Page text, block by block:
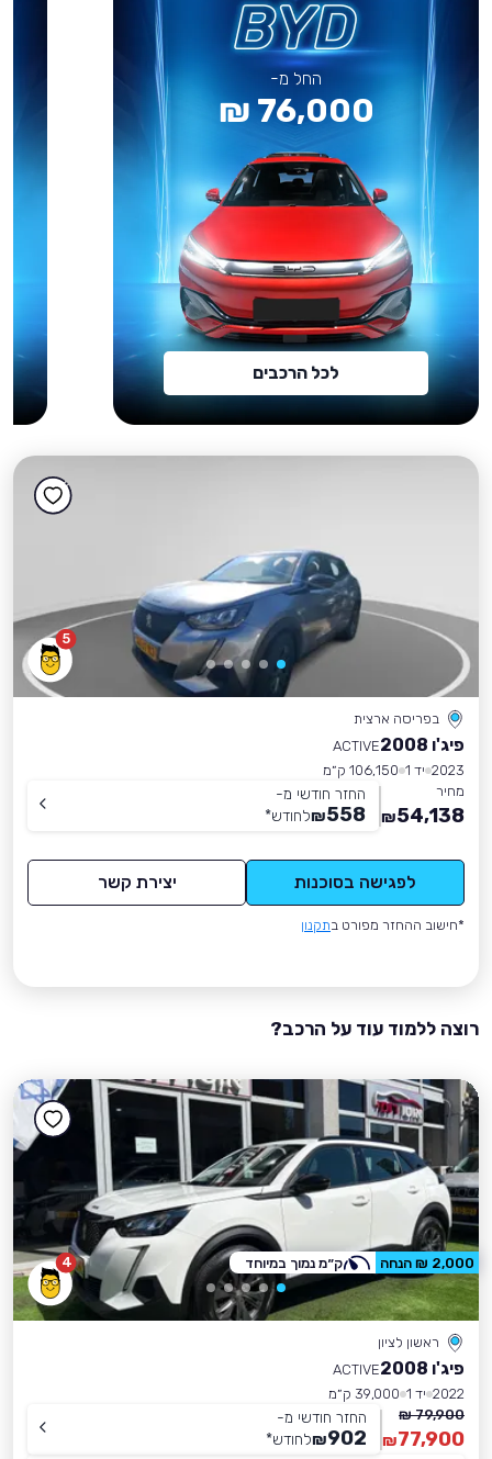
החל מ-
76,000 ₪
לכל הרכבים
5
בפריסה ארצית
פיג'ו 2008
ACTIVE
2023 יד 1
106,150 ק״מ
מחיר
54,138
₪
החזר חודשי מ-
558
₪לחודש*
לפגישה בסוכנות יצירת קשר
*חישוב ההחזר מפורט בתקנון
רוצה ללמוד עוד על הרכב?
4
ראשון לציון
פיג'ו 2008
ACTIVE
2022 יד 1
39,000 ק״מ
79,900 ₪
77,900
₪
החזר חודשי מ-
902
₪לחודש*
2,000 ₪ הנחה ק״מ נמוך במיוחד